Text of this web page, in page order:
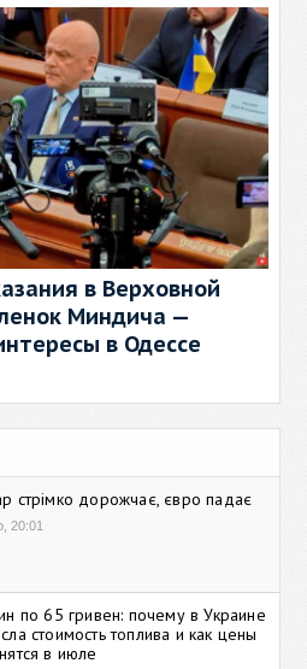
в Верховной
Миндича —
в Одессе
стрімко дорожчає, євро падає
20:01
по 65 гривен: почему в Украине
стоимость топлива и как цены
в июле